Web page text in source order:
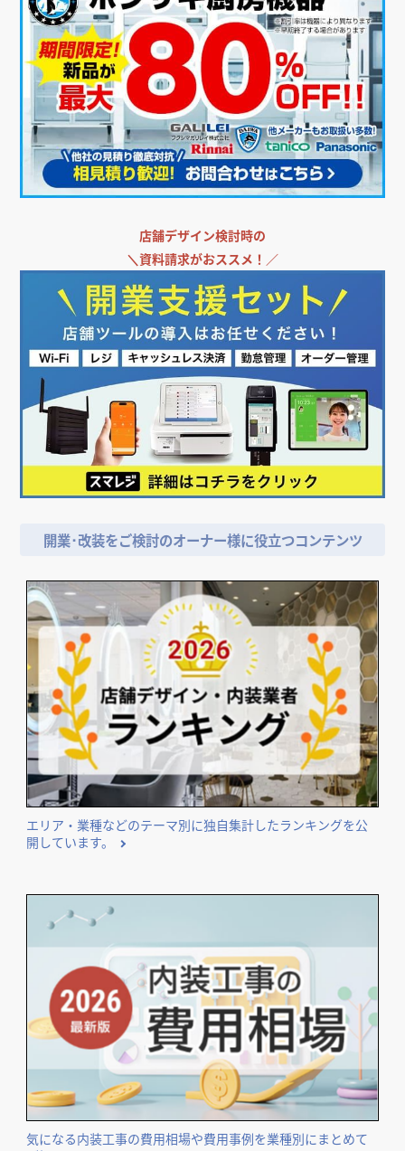
店舗デザイン検討時の
＼資料請求がおススメ！／
開業･改装をご検討のオーナー様に役立つコンテンツ
エリア・業種などのテーマ別に独自集計したランキングを公
開しています。
気になる内装工事の費用相場や費用事例を業種別にまとめて